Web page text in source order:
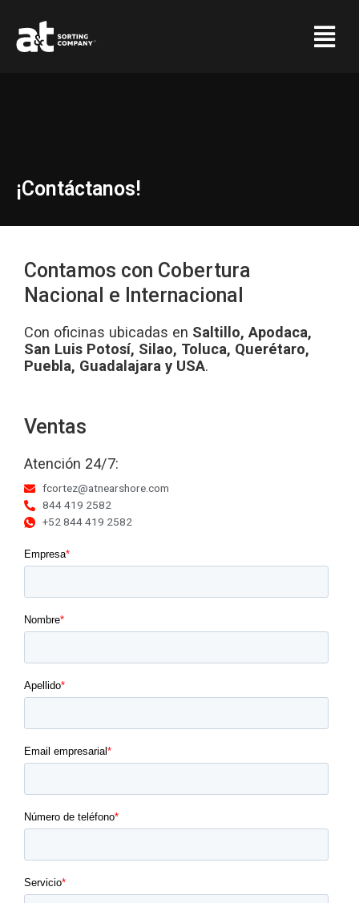
contenido
Menú
¡Contáctanos!
Contamos con Cobertura
Nacional e Internacional
Con oficinas ubicadas en Saltillo, Apodaca,
San Luis Potosí, Silao, Toluca, Querétaro,
Puebla, Guadalajara y USA.
Ventas
Atención 24/7:
fcortez@atnearshore.com
844 419 2582
+52 844 419 2582